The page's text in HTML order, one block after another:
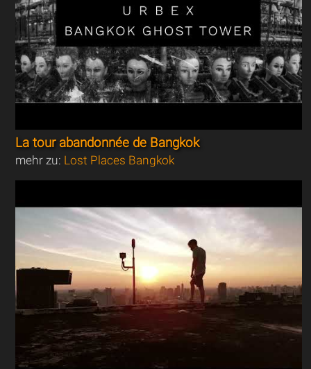
La tour abandonnée de Bangkok
mehr zu: Lost Places Bangkok